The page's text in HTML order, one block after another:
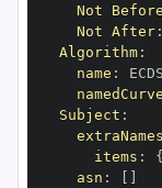
Not Before
Not After:
Algorithm:
name :
namedCurve
Subject :
extraNames
items : {
asn :